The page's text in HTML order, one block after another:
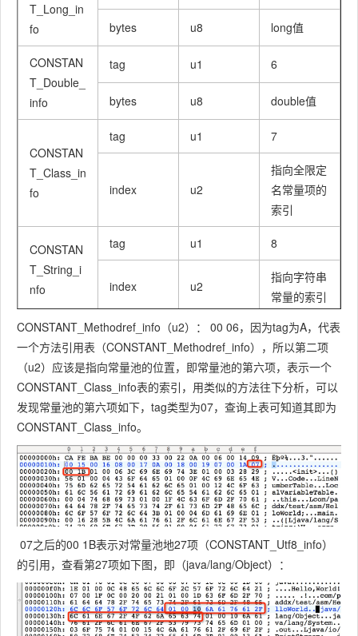
T_Long_in
fo
bytes u8 long值
CONSTAN
T_Double_
info
tag u1 6
bytes u8 double值
CONSTAN
T_Class_in
fo
tag u1 7
index u2
指向全限定
名常量项的
索引
CONSTAN
T_String_i
nfo
tag u1 8
index u2
指向字符串
常量的索引
CONSTAN
T_Fieldref
_info
tag u1 9
index u2
指向声明字
段的类或接
口描述符
T_Class_in
fo的索引值
index u2
指向
CONSTAN
T_NameAn
tag u1 10
CONSTANT_Methodref_info （u2）： 00 06，因为tag为A，代表
一个方法引用表（CONSTANT_Methodref_info），所以第二项
（u2）应该是指向常量池的位置，即常量池的第六项，表示一个
CONSTANT_Class_info表的索引，用类似的方法往下分析，可以
发现常量池的第六项如下，tag类型为07，查询上表可知道其即为
CONSTANT_Class_info。
07之后的00 1B表示对常量池地27项（CONSTANT_Utf8_info）
的引用，查看第27项如下图，即（java/lang/Object）：